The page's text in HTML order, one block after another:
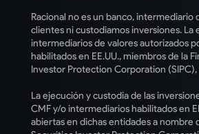
Racional no es un banco,
clientes ni custodiamos inversiones. La
intermediarios de valores autorizados
habilitados en EE.UU., miembros de la
Investor Protection Corporation
La ejecución y custodia de las
CMF y/o intermediarios habilitados en
abiertas en dichas entidades a nombre